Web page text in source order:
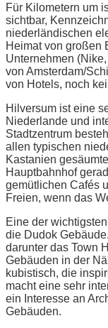
Für Kilometern um
sichtbar,
niederländischen
Heimat von großen
Unternehmen
von Amsterdam/
von Hotels, noch
Hilversum ist eine
Niederlande und
Stadtzentrum
allen typischen
Kastanien
Hauptbahnhof
gemütlichen Cafés
Freien, wenn das
Eine der
die Dudok
darunter das Town
Gebäuden in der
kubistisch, die
macht eine sehr
ein Interesse an
Gebäuden.